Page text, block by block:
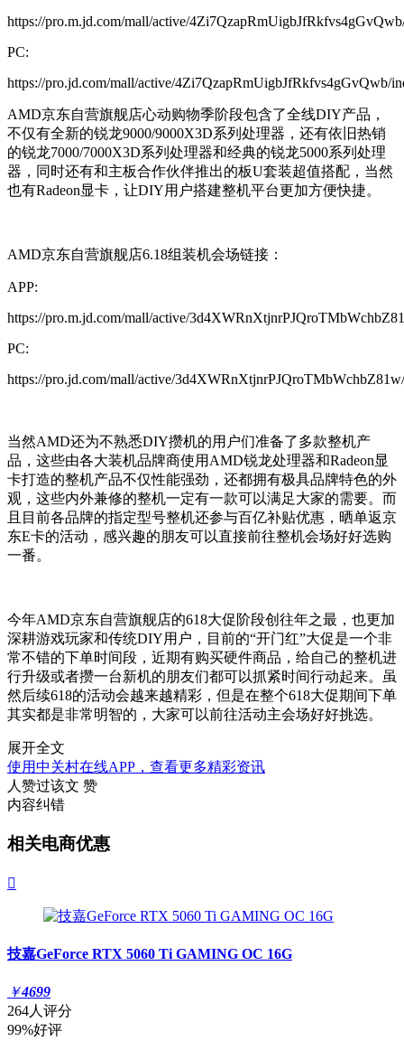
https://pro.m.jd.com/mall/active/
PC:
https://pro.jd.com/mall/active/4Zi7QzapRmUigbJfRkfvs4gGvQwb/
AMD京东自营旗舰店心动购物季阶段包含了全线DIY产品，
不仅有全新的锐龙9000/9000X3D系列处理器，还有依旧热销
的锐龙7000/7000X3D系列处理器和经典的锐龙5000系列处理
器，同时还有和主板合作伙伴推出的板U套装超值搭配，当然
也有Radeon显卡，让DIY用户搭建整机平台更加方便快捷。
AMD京东自营旗舰店6.18组装机会场链接：
APP:
https://pro.m.jd.com/mall/active/
PC:
https://pro.jd.com/mall/active/
当然AMD还为不熟悉DIY攒机的用户们准备了多款整机产
品，这些由各大装机品牌商使用AMD锐龙处理器和Radeon显
卡打造的整机产品不仅性能强劲，还都拥有极具品牌特色的外
观，这些内外兼修的整机一定有一款可以满足大家的需要。而
且目前各品牌的指定型号整机还参与百亿补贴优惠，晒单返京
东E卡的活动，感兴趣的朋友可以直接前往整机会场好好选购
一番。
今年AMD京东自营旗舰店的618大促阶段创往年之最，也更加
深耕游戏玩家和传统DIY用户，目前的“开门红”大促是一个非
常不错的下单时间段，近期有购买硬件商品，给自己的整机进
行升级或者攒一台新机的朋友们都可以抓紧时间行动起来。虽
然后续618的活动会越来越精彩，但是在整个618大促期间下单
其实都是非常明智的，大家可以前往活动主会场好好挑选。
展开全文
使用中关村在线APP，查看更多精彩资讯
人赞过该文 赞
内容纠错
相关电商优惠

技嘉GeForce RTX 5060 Ti GAMING OC 16G
￥4699
264人评分
99%好评